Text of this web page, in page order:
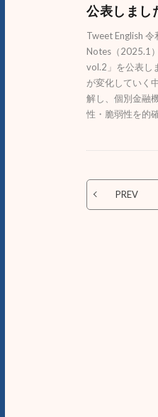
公表しまし
Tweet English
Notes（2025.1
vol.2」を公表し
が変化していく
解し、個別金融
性・脆弱性を的
PREV